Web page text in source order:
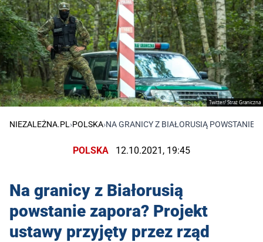
Twitter/ Straż Graniczna
NIEZALEŻNA.PL›POLSKA›NA GRANICY Z BIAŁORUSIĄ POWSTANIE
POLSKA 12.10.2021, 19:45
Na granicy z Białorusią
powstanie zapora? Projekt
ustawy przyjęty przez rząd